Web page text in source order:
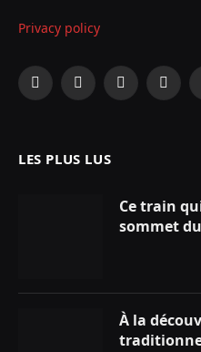
Privacy policy
Facebook
X
Instagram
LES PLUS LUS
Ce train
sommet
À la